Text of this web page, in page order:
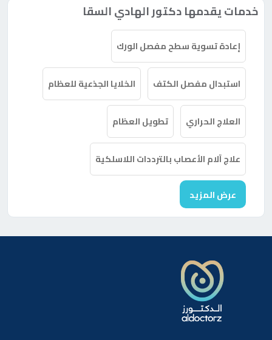
خدمات يقدمها دكتور الهادي السقا
إعادة تسوية سطح مفصل الورك
استبدال مفصل الكتف الخلايا الجذعية للعظام
العلاج الحراري تطويل العظام
علاج آلام الأعصاب بالترددات اللاسلكية
عرض المزيد